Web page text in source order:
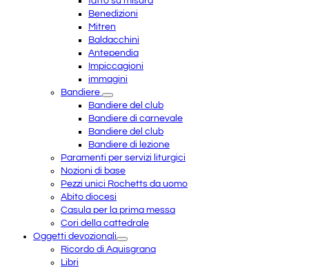
Benedizioni
Mitren
Baldacchini
Antependia
Impiccagioni
immagini
Bandiere
Bandiere del club
Bandiere di carnevale
Bandiere del club
Bandiere di lezione
Paramenti per servizi liturgici
Nozioni di base
Pezzi unici Rochetts da uomo
Abito diocesi
Casula per la prima messa
Cori della cattedrale
Oggetti devozionali
Ricordo di Aquisgrana
Libri